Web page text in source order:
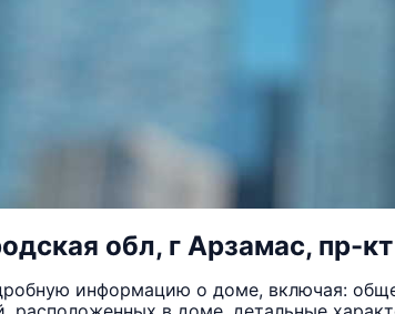
обл, г Арзамас, пр-
информацию о доме, включая: